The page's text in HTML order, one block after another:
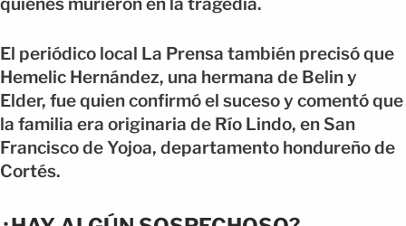
quienes murieron en la tragedia.
El periódico local La Prensa también precisó que
Hemelic Hernández, una hermana de Belin y
Elder, fue quien confirmó el suceso y comentó que
la familia era originaria de Río Lindo, en San
Francisco de Yojoa, departamento hondureño de
Cortés.